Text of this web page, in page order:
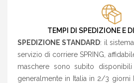
TEMPI DI SPEDIZIONE E
SPEDIZIONE STANDARD: il
servizio di corriere SPRING,
maschere sono subito
generalmente in Italia in 2/3 giorni